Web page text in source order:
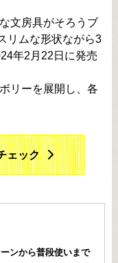
文房具がそろうブ
リムな形状ながら3
年2月22日に発売
リーを展開し、各
ェック
ンから普段使いまで